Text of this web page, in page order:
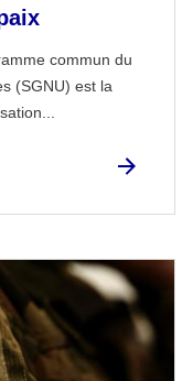
commun du
(SGNU) est la